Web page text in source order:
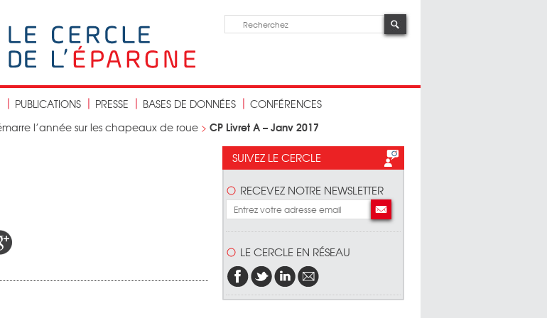
PUBLICATIONS PRESSE BASES DE DONNÉES
CONFÉRENCES
l’année sur les chapeaux de roue > CP Livret A – Janv 2017
SUIVEZ LE CERCLE
RECEVEZ NOTRE NEWSLETTER
LE CERCLE EN RÉSEAU